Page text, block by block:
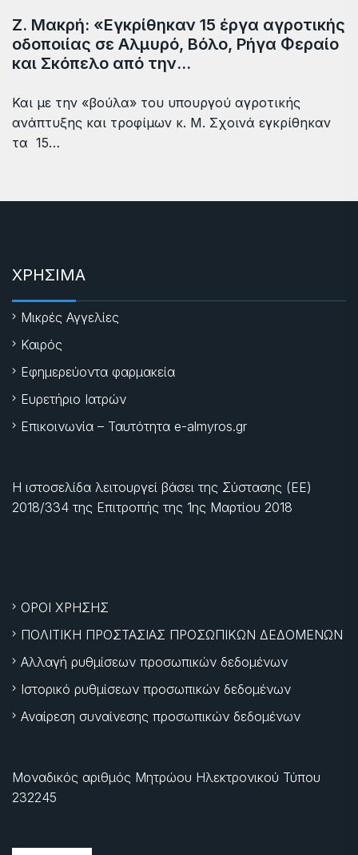
Ζ. Μακρή: «Εγκρίθηκαν 15 έργα αγροτικής
οδοποιίας σε Αλμυρό, Βόλο, Ρήγα Φεραίο
και Σκόπελο από την…
Και με την «βούλα» του υπουργού αγροτικής
ανάπτυξης και τροφίμων κ. Μ. Σχοινά εγκρίθηκαν
τα 15…
ΧΡΗΣΙΜΑ
Μικρές Αγγελίες
Καιρός
Εφημερεύοντα φαρμακεία
Ευρετήριο Ιατρών
Επικοινωνία – Ταυτότητα e-almyros.gr
Η ιστοσελίδα λειτουργεί βάσει της Σύστασης (ΕΕ)
2018/334 της Επιτροπής της 1ης Μαρτίου 2018
ΟΡΟΙ ΧΡΗΣΗΣ
ΠΟΛΙΤΙΚΗ ΠΡΟΣΤΑΣΙΑΣ ΠΡΟΣΩΠΙΚΩΝ ΔΕΔΟΜΕΝΩΝ
Αλλαγή ρυθμίσεων προσωπικών δεδομένων
Ιστορικό ρυθμίσεων προσωπικών δεδομένων
Αναίρεση συναίνεσης προσωπικών δεδομένων
Μοναδικός αριθμός Μητρώου Ηλεκτρονικού Τύπου
232245